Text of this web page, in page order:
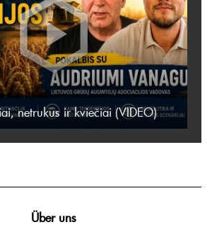
netrukus ir kviečiai (VIDEO)
Über uns